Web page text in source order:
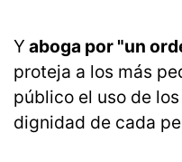
Y aboga por "un
proteja a los más
público el uso de
dignidad de cada